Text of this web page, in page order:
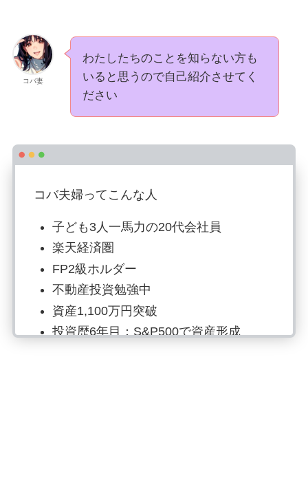
コバ妻
わたしたちのことを知らない方も
いると思うので自己紹介させてく
ださい
コバ夫婦ってこんな人
子ども3人一馬力の20代会社員
楽天経済圏
FP2級ホルダー
不動産投資勉強中
資産1,100万円突破
投資歴6年目：S&P500で資産形成